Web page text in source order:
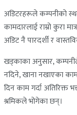
अडिटरहरूले कम्पनीको
कामदारलाई राम्रो कुरा
अडिट नै पारदर्शी र
खड्काका अनुसार,
नदिने, खाना नखाएका
दिन काम गर्दा अतिरिक्त
श्रमिकले भोगेका छन्।